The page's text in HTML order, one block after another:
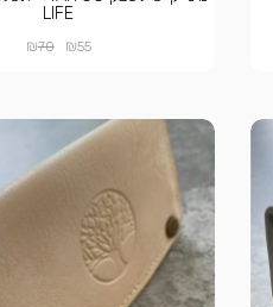
LIFE
₪55
₪70